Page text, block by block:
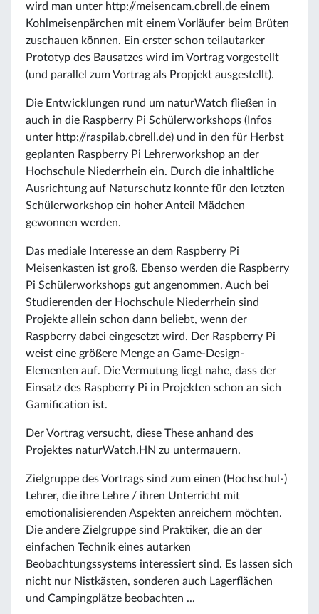
wird man unter http://meisencam.cbrell.de einem
Kohlmeisenpärchen mit einem Vorläufer beim Brüten
zuschauen können. Ein erster schon teilautarker
Prototyp des Bausatzes wird im Vortrag vorgestellt
(und parallel zum Vortrag als Propjekt ausgestellt).
Die Entwicklungen rund um naturWatch fließen in
auch in die Raspberry Pi Schülerworkshops (Infos
unter http://raspilab.cbrell.de) und in den für Herbst
geplanten Raspberry Pi Lehrerworkshop an der
Hochschule Niederrhein ein. Durch die inhaltliche
Ausrichtung auf Naturschutz konnte für den letzten
Schülerworkshop ein hoher Anteil Mädchen
gewonnen werden.
Das mediale Interesse an dem Raspberry Pi
Meisenkasten ist groß. Ebenso werden die Raspberry
Pi Schülerworkshops gut angenommen. Auch bei
Studierenden der Hochschule Niederrhein sind
Projekte allein schon dann beliebt, wenn der
Raspberry dabei eingesetzt wird. Der Raspberry Pi
weist eine größere Menge an Game-Design-
Elementen auf. Die Vermutung liegt nahe, dass der
Einsatz des Raspberry Pi in Projekten schon an sich
Gamification ist.
Der Vortrag versucht, diese These anhand des
Projektes naturWatch.HN zu untermauern.
Zielgruppe des Vortrags sind zum einen (Hochschul-)
Lehrer, die ihre Lehre / ihren Unterricht mit
emotionalisierenden Aspekten anreichern möchten.
Die andere Zielgruppe sind Praktiker, die an der
einfachen Technik eines autarken
Beobachtungssystems interessiert sind. Es lassen sich
nicht nur Nistkästen, sonderen auch Lagerflächen
und Campingplätze beobachten ...